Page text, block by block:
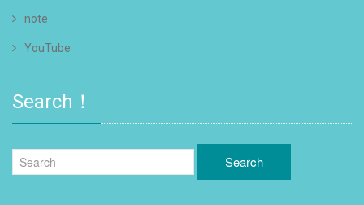
note
YouTube
Search！